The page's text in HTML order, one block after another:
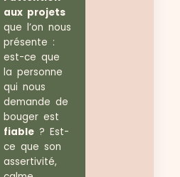
aux projets
que l’on nous
présente :
est-ce que
la personne
qui nous
demande de
bouger est
fiable? Est-
ce que son
assertivité,